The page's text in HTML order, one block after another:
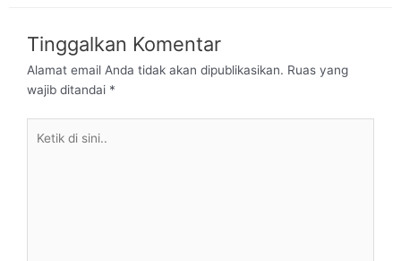
Tinggalkan Komentar
Alamat email Anda tidak akan dipublikasikan. Ruas yang
wajib ditandai *